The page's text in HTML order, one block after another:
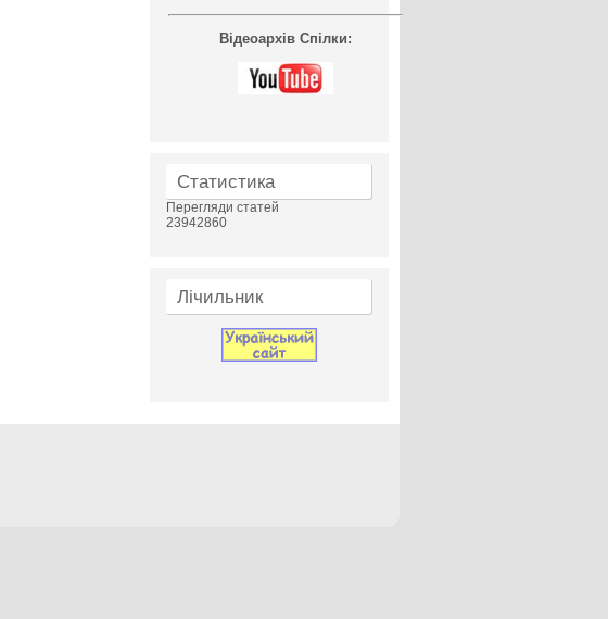
Відеоархів Спілки:
Статистика
Перегляди статей
23942860
Лічильник